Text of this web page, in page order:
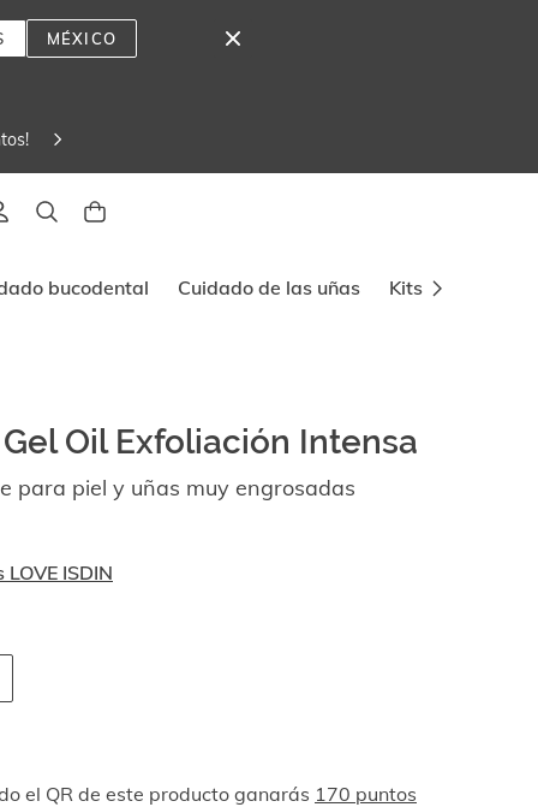
MÉXICO
bucodental Cuidado de las uñas Kits y viajes
Oil Exfoliación Intensa
para piel y uñas muy engrosadas
ISDIN
el QR de este producto ganarás 170 puntos